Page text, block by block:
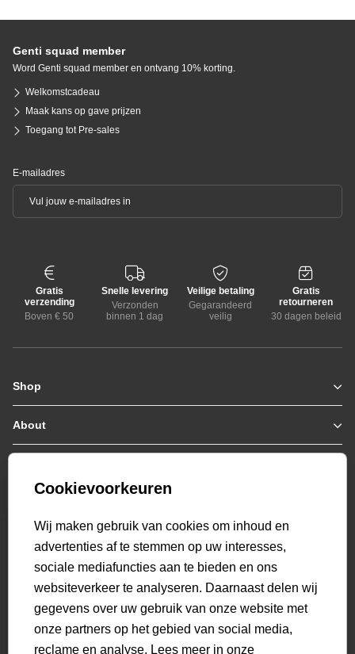
Genti squad member
Word Genti squad member en ontvang 10% korting.
Welkomstcadeau
Maak kans op gave prijzen
Toegang tot Pre-sales
E-mailadres
Gratis
verzending
Boven € 50
Snelle levering
Verzonden
binnen 1 dag
Veilige betaling
Gegarandeerd
veilig
Gratis
retourneren
30 dagen beleid
Shop
Zomerjassen
Jassen / Coats
Colberts
Hoodies
Polo's
T-shirts
Overshirts
Overhemden
Sweatpants
Broeken
Short sweatpants
About
Who we are
Genti X PSV
Bestellen & Betalen
Retourneren
Veelgestelde vragen
Mijn Account
beoordelingen
Cookievoorkeuren
Wij maken gebruik van cookies om inhoud en
advertenties af te stemmen op uw interesses,
sociale mediafuncties aan te bieden en ons
websiteverkeer te analyseren. Daarnaast delen wij
gegevens over uw gebruik van onze website met
onze partners op het gebied van social media,
reclame en analyse. Lees meer in onze